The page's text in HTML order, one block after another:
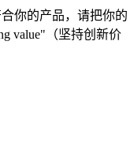
你的产品，请把你的
value"（坚持创新价